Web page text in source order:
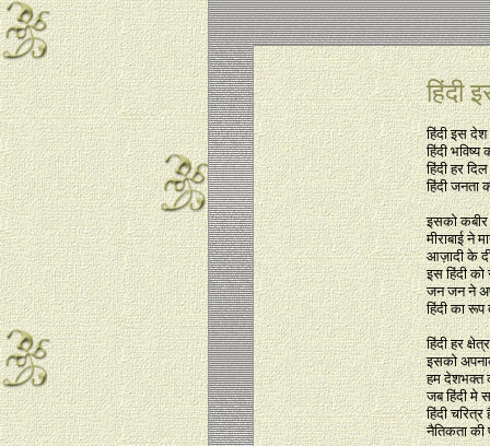
हिंदी
हिंदी इस देश
हिंदी
हिंदी हर
हिंदी जनता
इसको कबीर
मीराबाई ने
आज़ादी के
इस हिंदी को
जन जन ने
हिंदी का रूप
हिंदी हर
इसको
हम देशभक्त
जब हिंदी मे
हिंदी
नैतिकता की